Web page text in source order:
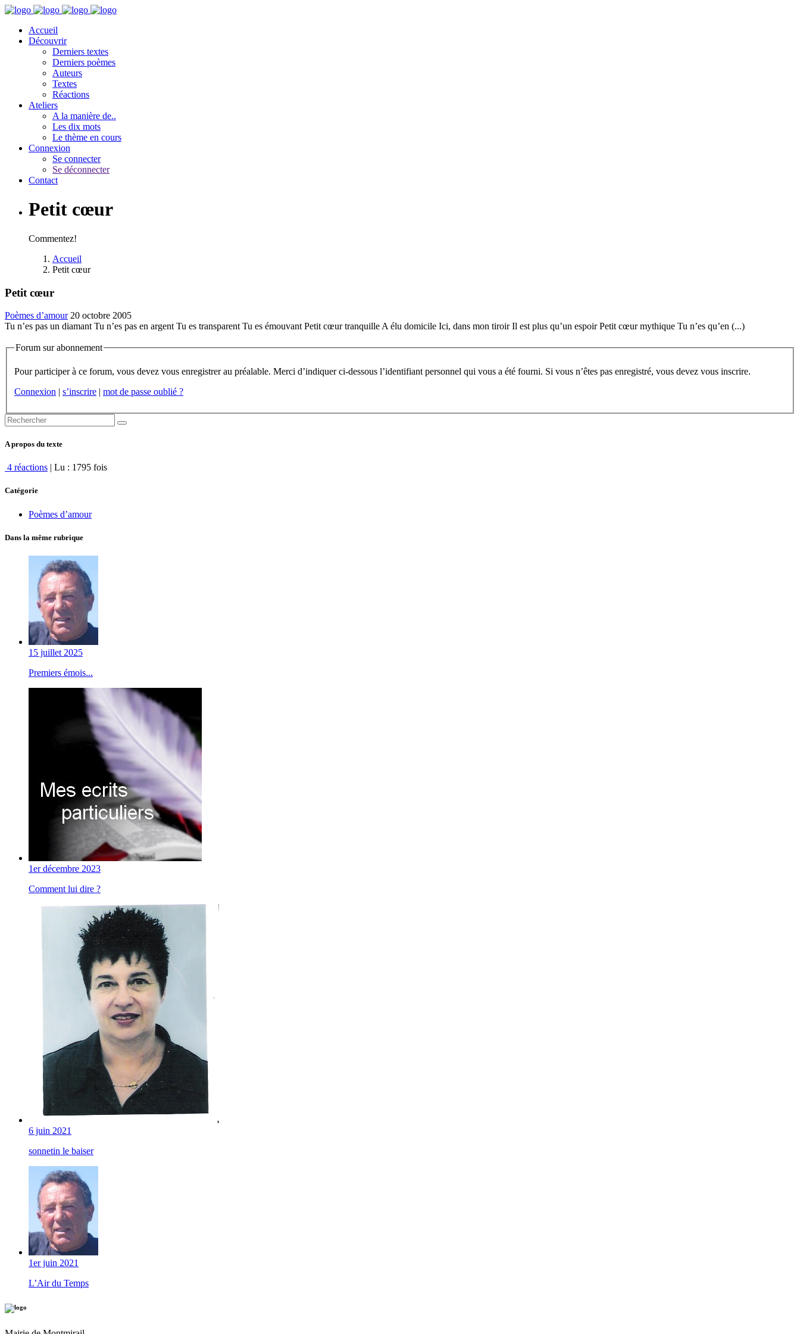
Accueil
Découvrir
Derniers textes
Derniers poèmes
Auteurs
Textes
Réactions
Ateliers
A la manière de..
Les dix mots
Le thème en cours
Connexion
Se connecter
Se déconnecter
Contact
Petit cœur
Commentez!
Accueil
Petit cœur
Petit cœur
Poèmes d’amour 20 octobre 2005
Tu n’es pas un diamant Tu n’es pas en argent Tu es transparent Tu es émouvant Petit cœur tranquille A élu domicile Ici, dans mon tiroir Il est plus qu’un espoir Petit cœur mythique Tu n’es qu’en (...)
Forum sur abonnement
Pour participer à ce forum, vous devez vous enregistrer au préalable. Merci d’indiquer ci-dessous l’identifiant personnel qui vous a été fourni. Si vous n’êtes pas enregistré, vous devez vous inscrire.
Connexion | s’inscrire | mot de passe oublié ?
A propos du texte
4 réactions | Lu : 1795 fois
Catégorie
Poèmes d’amour
Dans la même rubrique
15 juillet 2025
Premiers émois...
1er décembre 2023
Comment lui dire ?
6 juin 2021
sonnetin le baiser
1er juin 2021
L’Air du Temps